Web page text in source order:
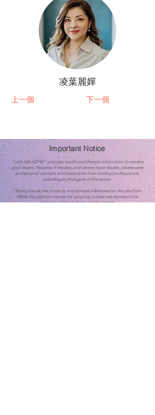
凌葉麗嬋
上一個 下一個
Important Notice
"Let's talk ADHD" provides health and lifestyle information to readers
and viewers. However, if readers and viewers have doubts, please seek
professional opinions and treatments from medical professionals,
including psychologists or therapists.
Clients provide the products and services advertised on this platform.
While this platform strives for accuracy, it does not represent the
opinions of this platform and its experts.